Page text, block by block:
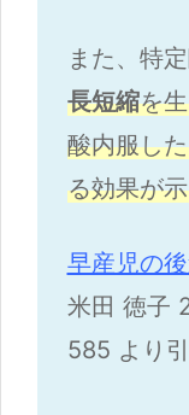
また、特
長短縮を
酸内服し
る効果が
早産児の
米田 徳子
585 より